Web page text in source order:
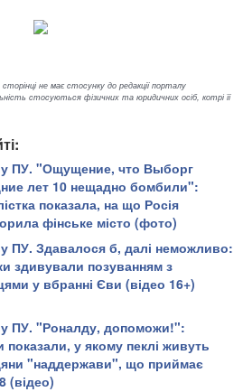
не має стосунку до редакції порталу
стосуються фізичних та юридичних осіб, котрі її
ПУ. "Ощущение, что Выборг
лет 10 нещадно бомбили":
показала, на що Росія
фінське місто (фото)
ПУ. Здавалося б, далі неможливо:
здивували позуванням з
у вбранні Єви (відео 16+)
ПУ. "Роналду, допоможи!":
показали, у якому пеклі живуть
"наддержави", що приймає
(відео)